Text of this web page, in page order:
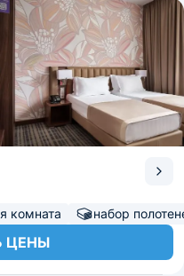
комната набор
ЦЕНЫ